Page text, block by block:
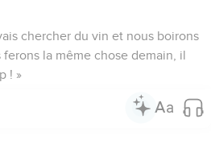
chercher du vin et nous boirons
la même chose demain, il
! »